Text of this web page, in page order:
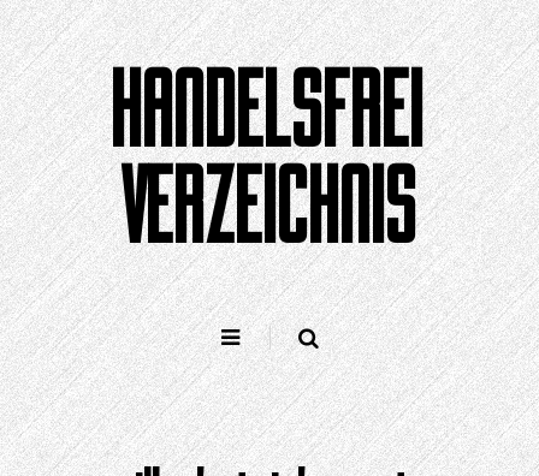
Zum
Inhalt
springen
HANDELSFREI
VERZEICHNIS